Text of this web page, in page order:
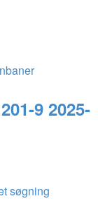
9 2025-
søgning